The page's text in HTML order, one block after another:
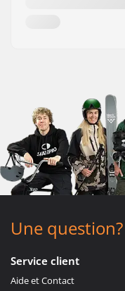
Une question?
Service client
Aide et Contact